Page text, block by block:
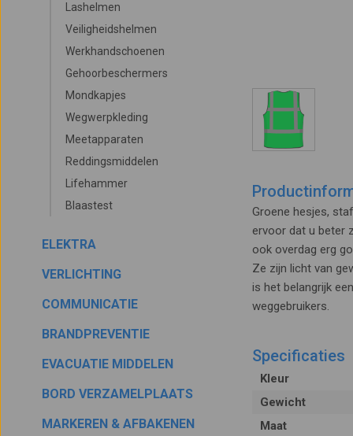
Lashelmen
Veiligheidshelmen
Werkhandschoenen
Gehoorbeschermers
Mondkapjes
Wegwerpkleding
Meetapparaten
Reddingsmiddelen
Lifehammer
Blaastest
ELEKTRA
VERLICHTING
COMMUNICATIE
BRANDPREVENTIE
EVACUATIE MIDDELEN
BORD VERZAMELPLAATS
MARKEREN & AFBAKENEN
Groene hesjes,
ervoor dat u beter
ook overdag erg
Ze zijn licht van
is het belangrijk
weggebruikers.
Specificaties
Kleur
Gewicht
Maat